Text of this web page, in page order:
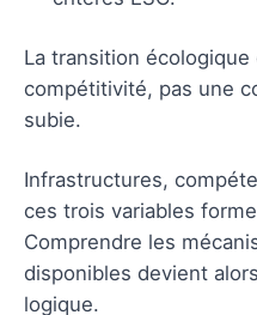
La transition
compétitivité, pas une
subie.
Infrastructures,
ces trois variables
Comprendre les
disponibles devient
logique.